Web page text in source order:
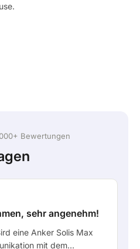
Bewertungen
sehr angenehm!
eine Anker Solis Max
mit dem